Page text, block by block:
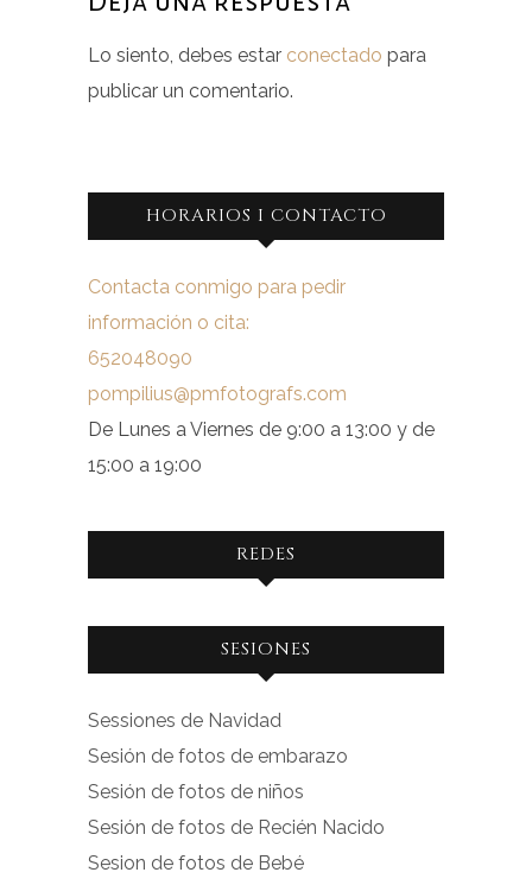
Lo siento, debes estar conectado para
publicar un comentario.
HORARIOS I CONTACTO
Contacta conmigo para pedir
información o cita:
652048090
pompilius@pmfotografs.com
De Lunes a Viernes de 9:00 a 13:00 y de
15:00 a 19:00
REDES
Ver
facebook.com
en
Facebook
Ver
instagram.com
en
Instagram
SESIONES
Sessiones de Navidad
Sesión de fotos de embarazo
Sesión de fotos de niños
Sesión de fotos de Recién Nacido
Sesion de fotos de Bebé